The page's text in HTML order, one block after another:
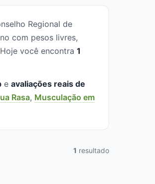
Regional de
com pesos livres,
você encontra 1
e avaliações reais de
Rasa, Musculação em
1 resultado